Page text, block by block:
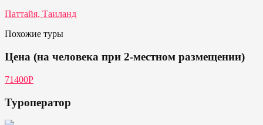
Паттайя, Таиланд
Похожие туры
Цена (на человека при 2-местном размещении)
71400Р
Туроператор